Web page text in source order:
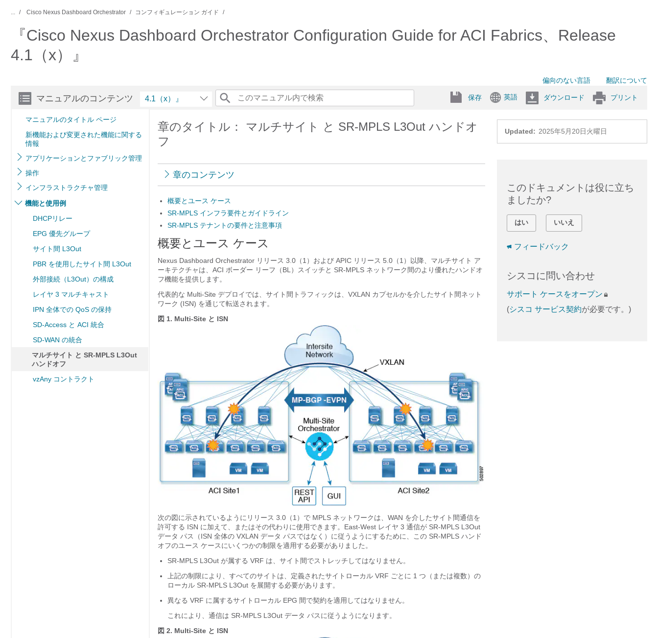
... Cisco Nexus Dashboard Orchestrator コンフィギュレーション ガイド
『Cisco Nexus Dashboard Orchestrator Configuration Guide for ACI Fabrics、Release
4.1（x）』
偏向のない言語 翻訳について
マニュアルのコンテンツ
マニュアルのタイトル ページ
新機能および変更された機能に関する
情報
アプリケーションとファブリック管理
操作
インフラストラクチャ管理
機能と使用例
DHCPリレー
EPG 優先グループ
サイト間 L3Out
PBR を使用したサイト間 L3Out
外部接続（L3Out）の構成
レイヤ 3 マルチキャスト
IPN 全体での QoS の保持
SD-Access と ACI 統合
SD-WAN の統合
マルチサイト と SR-MPLS L3Out
ハンドオフ
vzAny コントラクト
4.1（x）』 保存 英語 ダウンロード プリント
Updated: 2025年5月20日火曜日
章のタイトル： マルチサイト と SR-MPLS L3Out ハンドオ
フ
章のコンテンツ
概要とユース ケース
SR-MPLS インフラ要件とガイドライン
SR-MPLS テナントの要件と注意事項
概要とユース ケース
Nexus Dashboard Orchestrator リリース 3.0（1）および APIC リリース 5.0（1）以降、マルチサイト ア
ーキテクチャは、ACI ボーダー リーフ（BL）スイッチと SR-MPLS ネットワーク間のより優れたハンドオ
フ機能を提供します。
代表的な Multi-Site デプロイでは、サイト間トラフィックは、VXLAN カプセルかを介したサイト間ネット
ワーク (ISN) を通じて転送されます。
図 1. Multi-Site と ISN
次の図に示されているようにリリース 3.0（1）で MPLS ネットワークは、WAN を介したサイト間通信を
許可する ISN に加えて、またはその代わりに使用できます。East-West レイヤ 3 通信が SR-MPLS L3Out
データ パス（ISN 全体の VXLAN データ パスではなく）に従うようにするために、この SR-MPLS ハンド
オフのユース ケースにいくつかの制限を適用する必要がありました。
SR-MPLS L3Out が属する VRF は、サイト間でストレッチしてはなりません。
上記の制限により、すべてのサイトは、定義されたサイトローカル VRF ごとに 1 つ（または複数）の
ローカル SR-MPLS L3Out を展開する必要があります。
異なる VRF に属するサイトローカル EPG 間で契約を適用してはなりません。
これにより、通信は SR-MPLS L3Out データ パスに従うようになります。
図 2. Multi-Site と ISN
このドキュメントは役に立ち
ましたか?
はい いいえ
フィードバック
シスコに問い合わせ
サポート ケースをオープン
(シスコ サービス契約が必要です。)